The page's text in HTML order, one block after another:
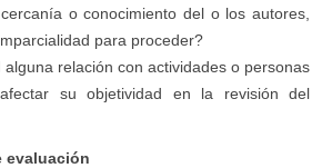
o conocimiento del o los autores,
para proceder?
alguna relación con actividades o personas
su objetividad en la revisión del
evaluación